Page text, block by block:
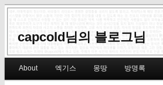
capcold님의 블로그님
Skip to primary content
Skip to secondary content
About 엑기스 몽땅 방명록